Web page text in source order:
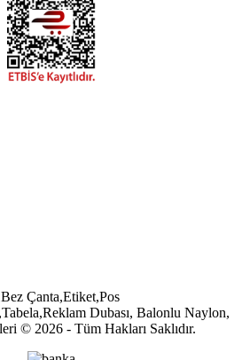
Çanta,Etiket,Pos
Dubası, Balonlu Naylon,
© 2026 - Tüm Hakları Saklıdır.